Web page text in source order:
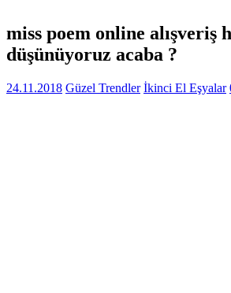
miss poem online alışveriş
düşünüyoruz acaba ?
24.11.2018 Güzel Trendler İkinci El Eşyalar